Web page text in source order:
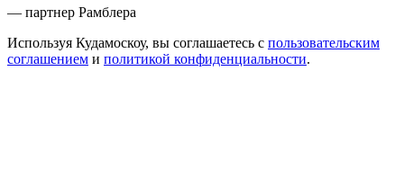
— партнер Рамблера
Используя Кудамоскоу, вы соглашаетесь с пользовательским
соглашением и политикой конфиденциальности.